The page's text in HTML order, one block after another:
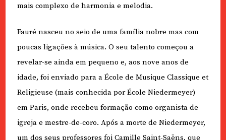
mais complexo de harmonia e melodia.
Fauré nasceu no seio de uma família nobre mas com
poucas ligações à música. O seu talento começou a
revelar-se ainda em pequeno e, aos nove anos de
idade, foi enviado para a École de Musique Classique et
Religieuse (mais conhecida por École Niedermeyer)
em Paris, onde recebeu formação como organista de
igreja e mestre-de-coro. Após a morte de Niedermeyer,
um dos seus professores foi Camille Saint-Saëns, que